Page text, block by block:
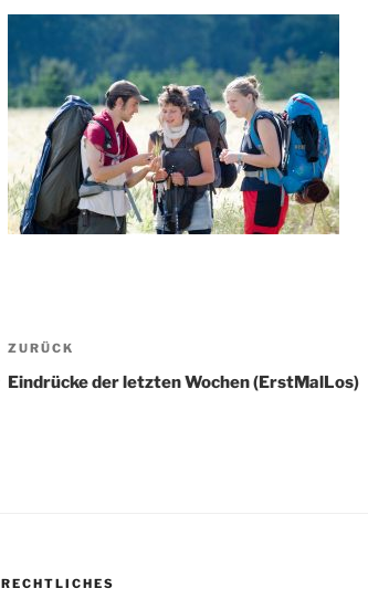
Beitragsnavigation
Vorheriger
Beitrag
ZURÜCK
Eindrücke der letzten Wochen (ErstMalLos)
RECHTLICHES